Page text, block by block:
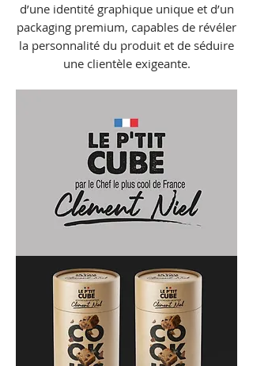
d’une identité graphique unique et d’un
packaging premium, capables de révéler
la personnalité du produit et de séduire
une clientèle exigeante.